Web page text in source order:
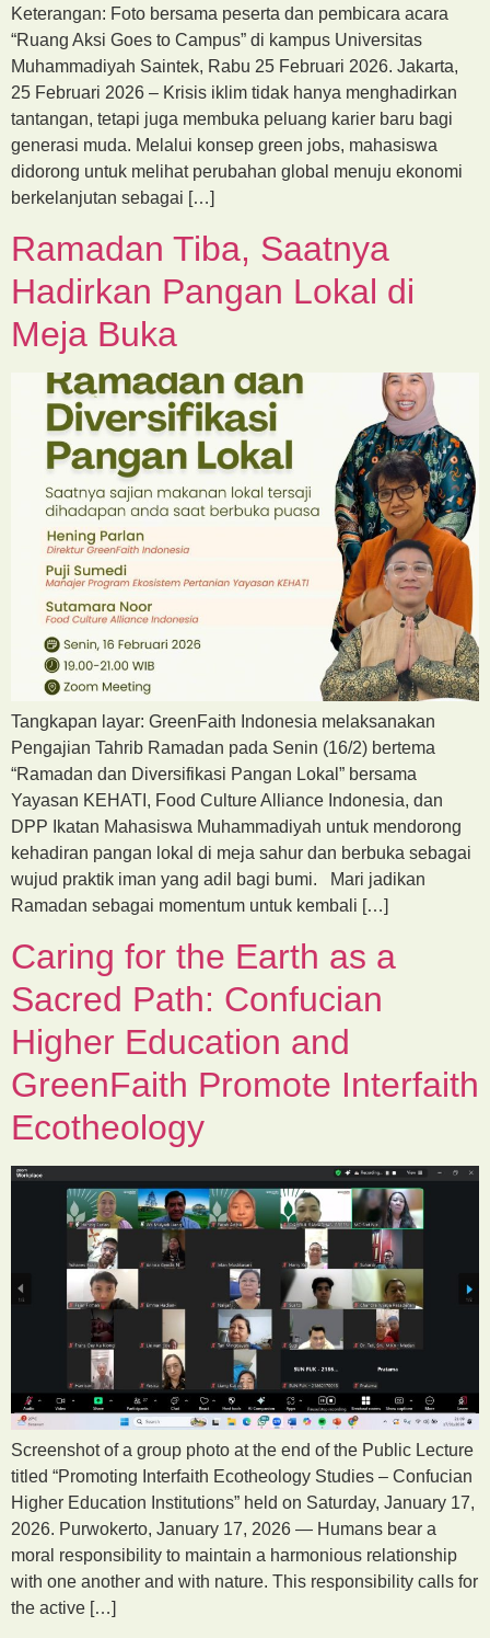
Keterangan: Foto bersama peserta dan pembicara acara
“Ruang Aksi Goes to Campus” di kampus Universitas
Muhammadiyah Saintek, Rabu 25 Februari 2026. Jakarta,
25 Februari 2026 – Krisis iklim tidak hanya menghadirkan
tantangan, tetapi juga membuka peluang karier baru bagi
generasi muda. Melalui konsep green jobs, mahasiswa
didorong untuk melihat perubahan global menuju ekonomi
berkelanjutan sebagai […]
Ramadan Tiba, Saatnya
Hadirkan Pangan Lokal di
Meja Buka
Tangkapan layar: GreenFaith Indonesia melaksanakan
Pengajian Tahrib Ramadan pada Senin (16/2) bertema
“Ramadan dan Diversifikasi Pangan Lokal” bersama
Yayasan KEHATI, Food Culture Alliance Indonesia, dan
DPP Ikatan Mahasiswa Muhammadiyah untuk mendorong
kehadiran pangan lokal di meja sahur dan berbuka sebagai
wujud praktik iman yang adil bagi bumi. Mari jadikan
Ramadan sebagai momentum untuk kembali […]
Caring for the Earth as a
Sacred Path: Confucian
Higher Education and
GreenFaith Promote Interfaith
Ecotheology
Screenshot of a group photo at the end of the Public Lecture
titled “Promoting Interfaith Ecotheology Studies – Confucian
Higher Education Institutions” held on Saturday, January 17,
2026. Purwokerto, January 17, 2026 — Humans bear a
moral responsibility to maintain a harmonious relationship
with one another and with nature. This responsibility calls for
the active […]